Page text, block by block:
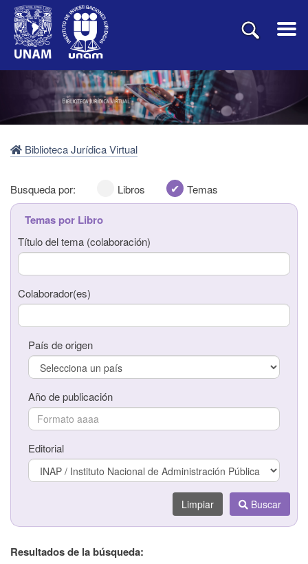
Biblioteca Jurídica Virtual
Busqueda por: Libros Temas
Título del libro
Autor(es)
País de origen
Año de publicación
Editorial
Limpiar Buscar
Temas por Libro
Título del tema (colaboración)
Colaborador(es)
País de origen
Año de publicación
Editorial
Limpiar Buscar
Resultados de la búsqueda: